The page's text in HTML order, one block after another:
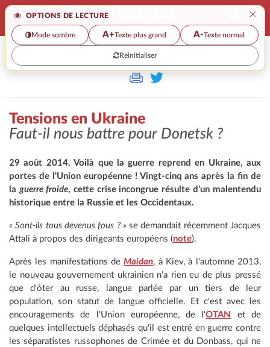
OPTIONS DE LECTURE ×
Mode sombre A+Texte plus grand A-Texte normal
Reinitialiser
>
Tensions en Ukraine
Faut-il nous battre pour Donetsk ?
29 août 2014. Voilà que la guerre reprend en Ukraine, aux
portes de l'Union européenne ! Vingt-cinq ans après la fin de
la guerre froide, cette crise incongrue résulte d'un malentendu
historique entre la Russie et les Occidentaux.
« Sont-ils tous devenus fous ? » se demandait récemment Jacques
Attali à propos des dirigeants européens (note).
Après les manifestations deMaidan, à Kiev, à l'automne 2013,
le nouveau gouvernement ukrainien n'a rien eu de plus pressé
que d'ôter au russe, langue parlée par un tiers de leur
population, son statut de langue officielle. Et c'est avec les
encouragements de l'Union européenne, de l'OTAN
et de
quelques intellectuels déphasés qu'il est entré en guerre contre
les séparatistes russophones de Crimée et du Donbass, qui ne